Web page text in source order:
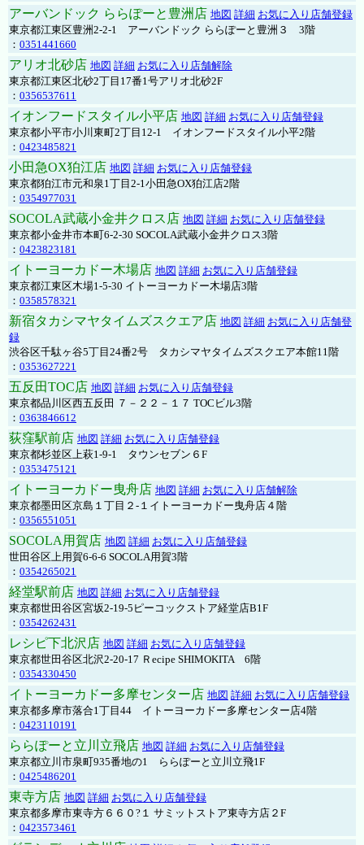
アーバンドック ららぽーと豊洲店 地図 詳細 お気に入り店舗登録
東京都江東区豊洲2-2-1 アーバンドック ららぽーと豊洲３ 3階
： 0351441660
アリオ北砂店 地図 詳細 お気に入り店舗解除
東京都江東区北砂2丁目17番1号アリオ北砂2F
： 0356537611
イオンフードスタイル小平店 地図 詳細 お気に入り店舗登録
東京都小平市小川東町2丁目12-1 イオンフードスタイル小平2階
： 0423485821
小田急OX狛江店 地図 詳細 お気に入り店舗登録
東京都狛江市元和泉1丁目2-1小田急OX狛江店2階
： 0354977031
SOCOLA武蔵小金井クロス店 地図 詳細 お気に入り店舗登録
東京都小金井市本町6-2-30 SOCOLA武蔵小金井クロス3階
： 0423823181
イトーヨーカドー木場店 地図 詳細 お気に入り店舗登録
東京都江東区木場1-5-30 イトーヨーカドー木場店3階
： 0358578321
新宿タカシマヤタイムズスクエア店 地図 詳細 お気に入り店舗登
録
渋谷区千駄ヶ谷5丁目24番2号 タカシマヤタイムズスクエア本館11階
： 0353627221
五反田TOC店 地図 詳細 お気に入り店舗登録
東京都品川区西五反田 ７－２２－１７ TOCビル3階
： 0363846612
荻窪駅前店 地図 詳細 お気に入り店舗登録
東京都杉並区上萩1-9-1 タウンセブン６F
： 0353475121
イトーヨーカドー曳舟店 地図 詳細 お気に入り店舗解除
東京都墨田区京島１丁目２-１イトーヨーカドー曳舟店４階
： 0356551051
SOCOLA用賀店 地図 詳細 お気に入り店舗登録
世田谷区上用賀6-6-6 SOCOLA用賀3階
： 0354265021
経堂駅前店 地図 詳細 お気に入り店舗登録
東京都世田谷区宮坂2-19-5ピーコックストア経堂店B1F
： 0354262431
レシピ下北沢店 地図 詳細 お気に入り店舗登録
東京都世田谷区北沢2-20-17 Ｒecipe SHIMOKITA 6階
： 0354330450
イトーヨーカドー多摩センター店 地図 詳細 お気に入り店舗登録
東京都多摩市落合1丁目44 イトーヨーカドー多摩センター店4階
： 0423110191
ららぽーと立川立飛店 地図 詳細 お気に入り店舗登録
東京都立川市泉町935番地の1 ららぽーと立川立飛1F
： 0425486201
東寺方店 地図 詳細 お気に入り店舗登録
東京都多摩市東寺方６６０?１ サミットストア東寺方店２F
： 0423573461